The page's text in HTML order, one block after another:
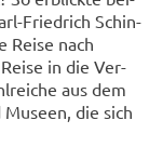
​Friedrich Schin­
Reise nach
in die Ver­
aus dem
die sich